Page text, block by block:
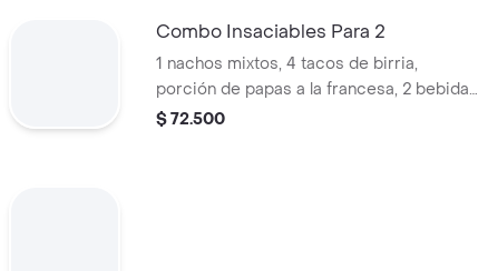
Combo Insaciables Para 2
1 nachos mixtos, 4 tacos de birria,
porción de papas a la francesa, 2 bebidas
12 oz a elegir
$ 72.500